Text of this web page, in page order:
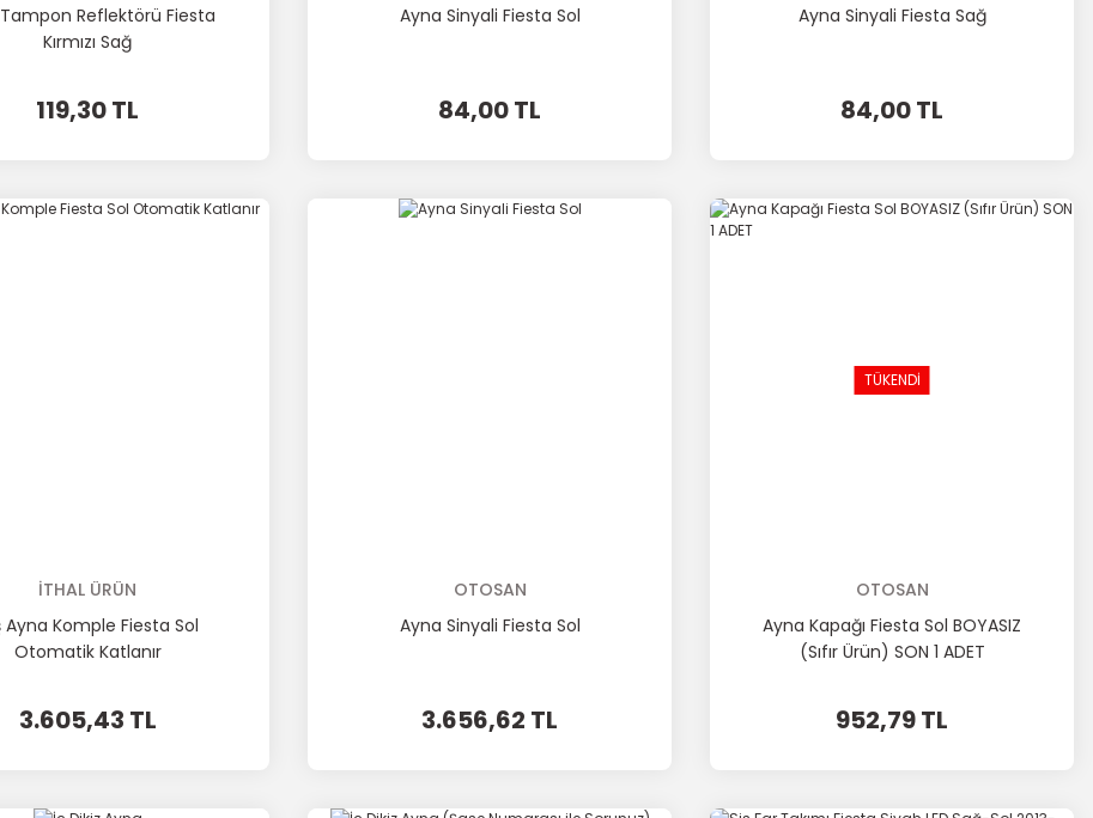
Reflektörü Fiesta
Kırmızı Sağ
119,30 TL
Ayna Sinyali Fiesta Sol
84,00 TL
Ayna Sinyali Fiesta Sağ
84,00 TL
İTHAL ÜRÜN
Ayna Komple Fiesta Sol
Otomatik Katlanır
3.605,43 TL
OTOSAN
Ayna Sinyali Fiesta Sol
3.656,62 TL
TÜKENDİ
OTOSAN
Ayna Kapağı Fiesta Sol BOYASIZ
(Sıfır Ürün) SON 1 ADET
952,79 TL